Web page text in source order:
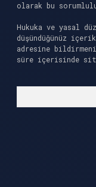
olarak bu
Hukuka ve yasal
düşündüğünüz
adresine
süre içerisinde